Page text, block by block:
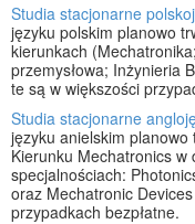
Studia stacjonarne
języku polskim planowo
kierunkach
przemysłowa; Inżynieria
te są w większości
Studia stacjonarne
języku anielskim
Kierunku Mechatronics w
specjalnościach:
oraz Mechatronic
przypadkach bezpłatne.